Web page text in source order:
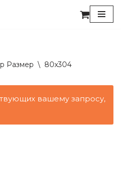
Размер \ 80x304
вашему запросу,